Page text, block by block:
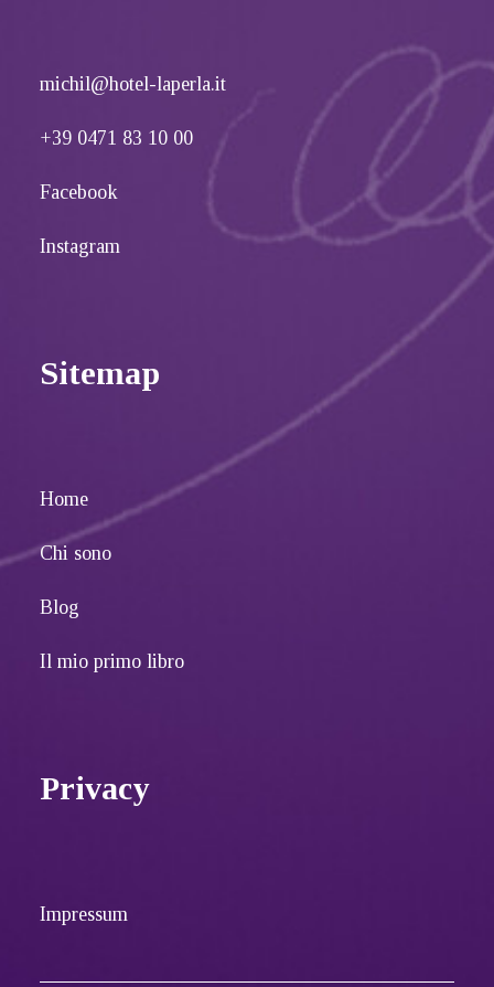
michil@hotel-laperla.it
+39 0471 83 10 00
Facebook
Instagram
Sitemap
Home
Chi sono
Blog
Il mio primo libro
Privacy
Impressum